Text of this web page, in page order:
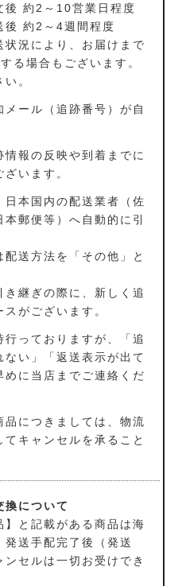
後 約2～10営業日程度
後 約2～4週間程度
況により、お届けまで
る場合もございます。
。
メール（追跡番号）が自
情報の反映や到着までに
います。
日本国内の配送業者（佐
郵便等）へ自動的に引
送方法を「その他」と
継ぎの際に、新しく追
がございます。
行っておりますが、「追
い」「返送表示が出て
に当店までご連絡くだ
品につきましては、物流
キャンセルを承ること
について
】と記載がある商品は海
送手配完了後（発送
セルは一切お受けでき